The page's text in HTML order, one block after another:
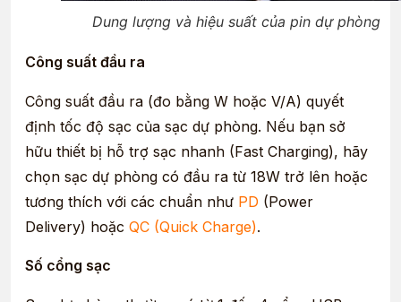
Dung lượng và hiệu suất của pin dự phòng
Công suất đầu ra
Công suất đầu ra (đo bằng W hoặc V/A) quyết
định tốc độ sạc của sạc dự phòng. Nếu bạn sở
hữu thiết bị hỗ trợ sạc nhanh (Fast Charging), hãy
chọn sạc dự phòng có đầu ra từ 18W trở lên hoặc
tương thích với các chuẩn như PD (Power
Delivery) hoặc QC (Quick Charge).
Số cổng sạc